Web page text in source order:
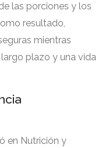
las porciones y los
resultado,
mientras
plazo y una vida
en Nutrición y